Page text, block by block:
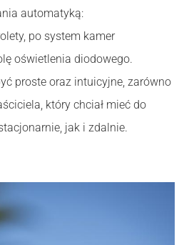
automatyką:
po system kamer
oświetlenia diodowego.
proste oraz intuicyjne, zarówno
który chciał mieć do
jak i zdalnie.